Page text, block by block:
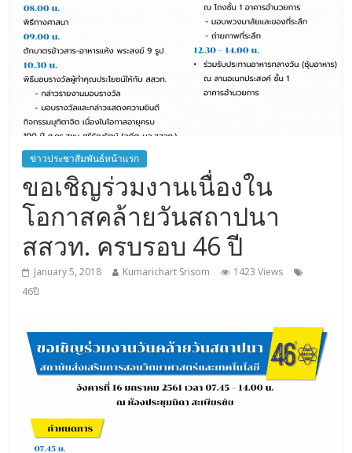
ข่าวประชาสัมพันธ์หน้าแรก
ขอเชิญร่วมงานเนื่องใน
โอกาสคล้ายวันสถาปนา
สสวท. ครบรอบ 46 ปี
January 5, 2018 Kumarichart Srisom
1423 Views
46ปี